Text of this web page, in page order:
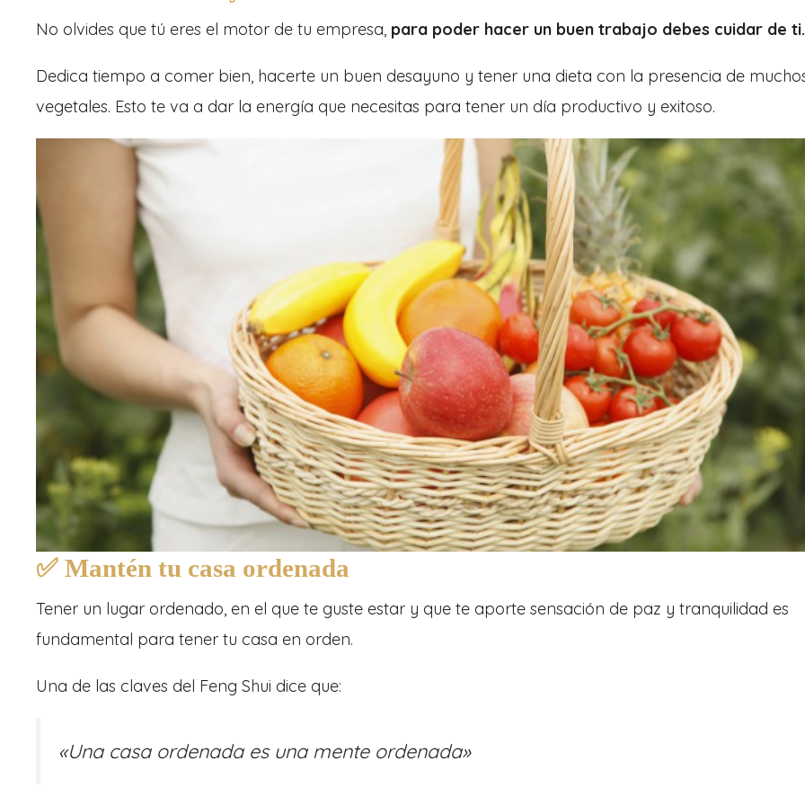
No olvides que tú eres el motor de tu empresa, para poder hacer un buen trabajo debes cuidar de ti.
Dedica tiempo a comer bien, hacerte un buen desayuno y tener una dieta con la presencia de
vegetales. Esto te va a dar la energía que necesitas para tener un día productivo y exitoso.
✅ Mantén tu casa ordenada
Tener un lugar ordenado, en el que te guste estar y que te aporte sensación de paz y tranquilidad es
fundamental para tener tu casa en orden.
Una de las claves del Feng Shui dice que:
«Una casa ordenada es una mente ordenada»